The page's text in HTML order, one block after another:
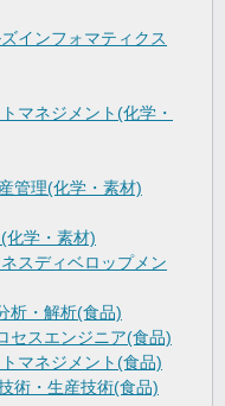
インフォマティクス
マネジメント(化学・
管理(化学・素材)
化学・素材)
スディベロップメン
析・解析(食品)
セスエンジニア(食品)
マネジメント(食品)
術・生産技術(食品)